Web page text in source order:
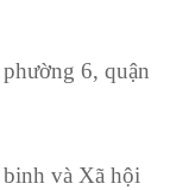
6, quận
và Xã hội